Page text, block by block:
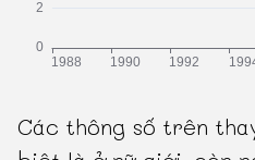
Các thông số trên